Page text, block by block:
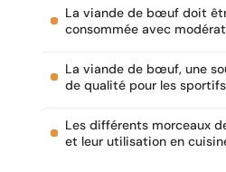
La viande de bœuf doit
consommée avec
La viande de bœuf, une
de qualité pour les sportifs
Les différents morceaux
et leur utilisation en